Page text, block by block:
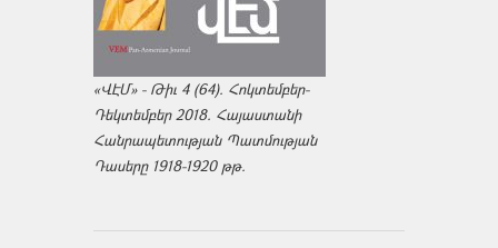
«ՎԷՄ» - Թիւ 4 (64). Հոկտեմբեր-
Դեկտեմբեր 2018. Հայաստանի
Հանրապետության Պատմության
Դասերը 1918-1920 թթ.